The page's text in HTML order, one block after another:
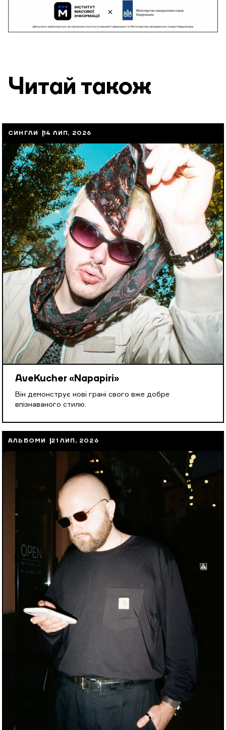
Читай також
СИНГЛИ 14 ЛИП, 2026
AveKucher «Napapiri»
Він демонструє нові грані свого вже добре
впізнаваного стилю.
АЛЬБОМИ 21 ЛИП, 2026